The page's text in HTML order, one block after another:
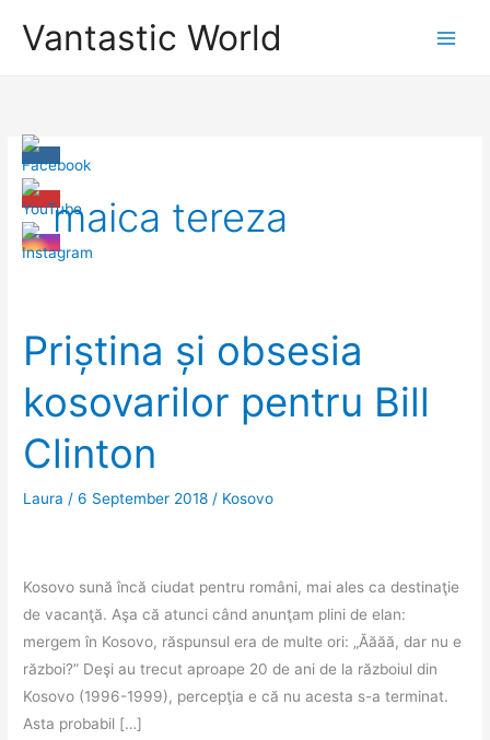
Vantastic World
maica tereza
Priștina și obsesia
kosovarilor pentru Bill
Clinton
Laura /6 September 2018 / Kosovo
Kosovo sună încă ciudat pentru români, mai ales ca destinaţie
de vacanţă. Aşa că atunci când anunţam plini de elan:
mergem în Kosovo, răspunsul era de multe ori: „Ăăăă, dar nu e
război?” Deşi au trecut aproape 20 de ani de la războiul din
Kosovo (1996-1999), percepţia e că nu acesta s-a terminat.
Asta probabil […]